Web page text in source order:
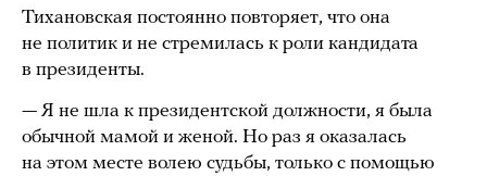
Тихановская постоянно повторяет, что она
не политик и не стремилась к роли кандидата
в президенты.
— Я не шла к президентской должности, я была
обычной мамой и женой. Но раз я оказалась
на этом месте волею судьбы, только с помощью